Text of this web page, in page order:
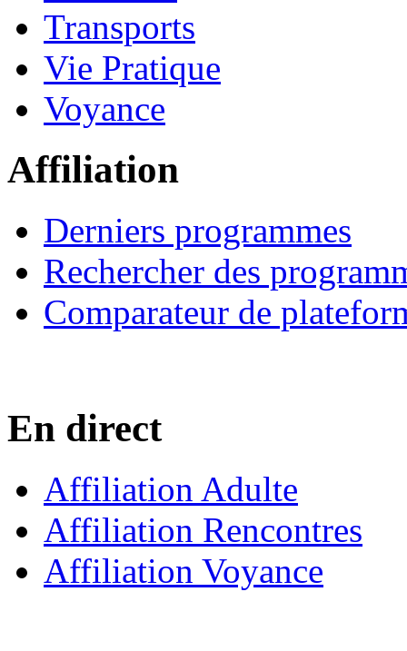
Transports
Vie Pratique
Voyance
Affiliation
Derniers programmes
Rechercher des
Comparateur de
En direct
Affiliation Adulte
Affiliation Rencontres
Affiliation Voyance